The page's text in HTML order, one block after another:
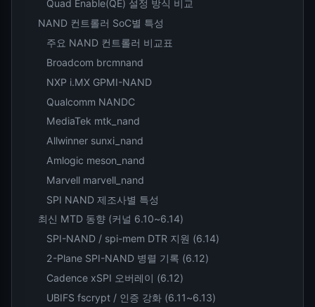
Quad Enable(QE) 설정 방식 비교
NAND 컨트롤러 SoC별 특성
주요 NAND 컨트롤러 비교표
Broadcom brcmnand
NXP i.MX GPMI-NAND
Qualcomm NANDC
MediaTek mtk_nand
Allwinner sunxi_nand
Amlogic meson_nand
Marvell marvell_nand
SPI NAND 제조사별 특성
최신 MTD 동향 (커널 6.10~6.14)
SPI-NAND / spi-mem DTR 지원 (6.14)
2-Plane SPI-NAND 병렬 기록 (6.12)
Cadence xSPI 오버레이 (6.12)
UBIFS fscrypt / 인증 강화 (6.11~6.13)